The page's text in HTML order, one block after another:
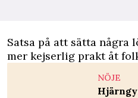
Satsa på att sätta några
mer kejserlig prakt åt
NÖJE